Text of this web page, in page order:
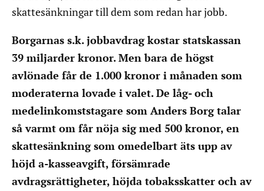
skattesänkningar till dem som redan har jobb.
Borgarnas s.k. jobbavdrag kostar statskassan
39 miljarder kronor. Men bara de högst
avlönade får de 1.000 kronor i månaden som
moderaterna lovade i valet. De låg- och
medelinkomststagare som Anders Borg talar
så varmt om får nöja sig med 500 kronor, en
skattesänkning som omedelbart äts upp av
höjd a-kasseavgift, försämrade
avdragsrättigheter, höjda tobaksskatter och av